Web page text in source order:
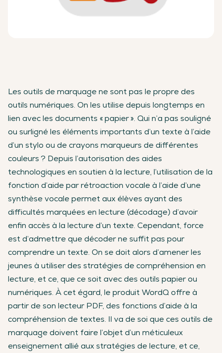
Les outils de marquage ne sont pas le propre des
outils numériques. On les utilise depuis longtemps en
lien avec les documents « papier ». Qui n’a pas souligné
ou surligné les éléments importants d’un texte à l’aide
d’un stylo ou de crayons marqueurs de différentes
couleurs ? Depuis l’autorisation des aides
technologiques en soutien à la lecture, l’utilisation de la
fonction d’aide par rétroaction vocale à l’aide d’une
synthèse vocale permet aux élèves ayant des
difficultés marquées en lecture (décodage) d’avoir
enfin accès à la lecture d’un texte. Cependant, force
est d’admettre que décoder ne suffit pas pour
comprendre un texte. On se doit alors d’amener les
jeunes à utiliser des stratégies de compréhension en
lecture, et ce, que ce soit avec des outils papier ou
numériques. À cet égard, le produit WordQ offre à
partir de son lecteur PDF, des fonctions d’aide à la
compréhension de textes. Il va de soi que ces outils de
marquage doivent faire l’objet d’un méticuleux
enseignement allié aux stratégies de lecture, et ce,